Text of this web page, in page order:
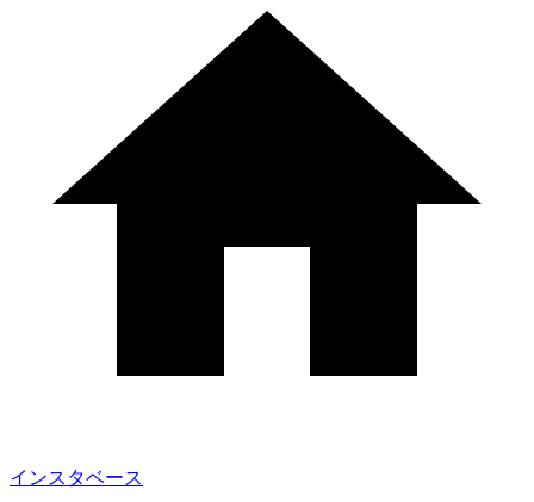
インスタベース